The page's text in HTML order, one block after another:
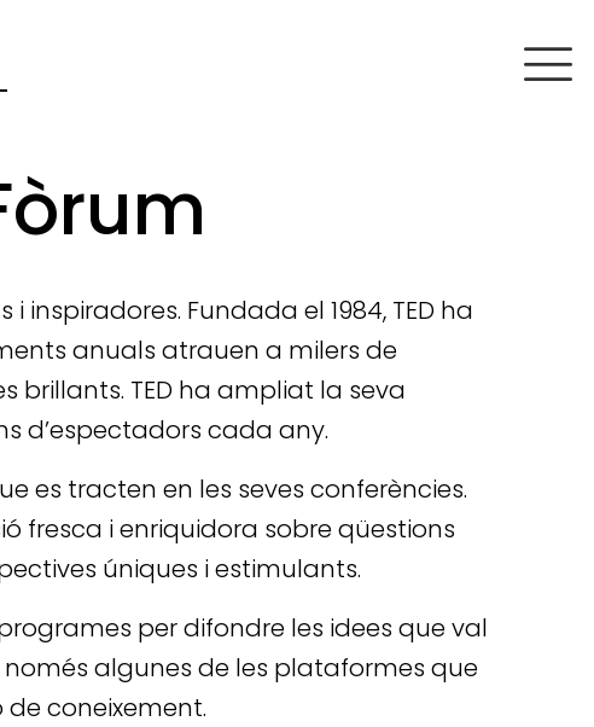
inspiradores. Fundada el 1984, TED ha
anuals atrauen a milers de
brillants. TED ha ampliat la seva
d’espectadors cada any.
es tracten en les seves conferències.
fresca i enriquidora sobre qüestions
úniques i estimulants.
per difondre les idees que val
només algunes de les plataformes que
coneixement.